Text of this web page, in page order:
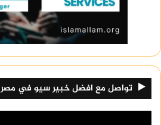
تواصل مع افضل خبير سيو في مصر